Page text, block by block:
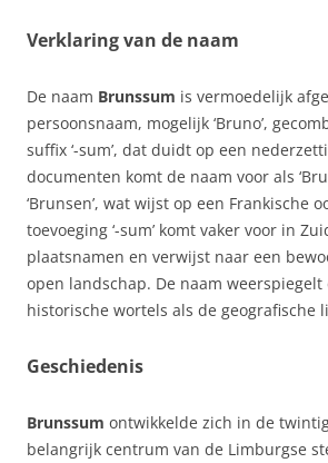
Verklaring van de naam
De naam Brunssum is vermoedelijk
persoonsnaam, mogelijk ‘Bruno’,
suffix ‘-sum’, dat duidt op een
documenten komt de naam voor als
‘Brunsen’, wat wijst op een Frankische
toevoeging ‘-sum’ komt vaker voor in
plaatsnamen en verwijst naar een
open landschap. De naam weerspiegelt
historische wortels als de geografische
Geschiedenis
Brunssum ontwikkelde zich in de
belangrijk centrum van de Limburgse